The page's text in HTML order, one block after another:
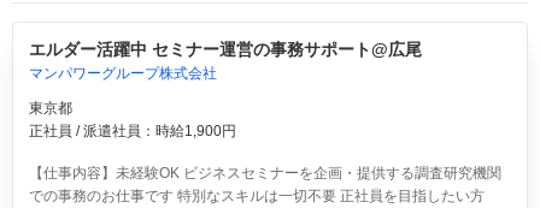
エルダー活躍中 セミナー運営の事務サポート@広尾
マンパワーグループ株式会社
東京都
正社員 / 派遣社員：時給1,900円
【仕事内容】未経験OK ビジネスセミナーを企画・提供する調査研究機関
での事務のお仕事です 特別なスキルは一切不要 正社員を目指したい方